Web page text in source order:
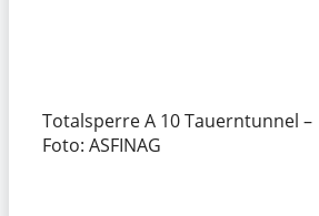
Totalsperre A 10 Tauerntunnel –
Foto: ASFINAG